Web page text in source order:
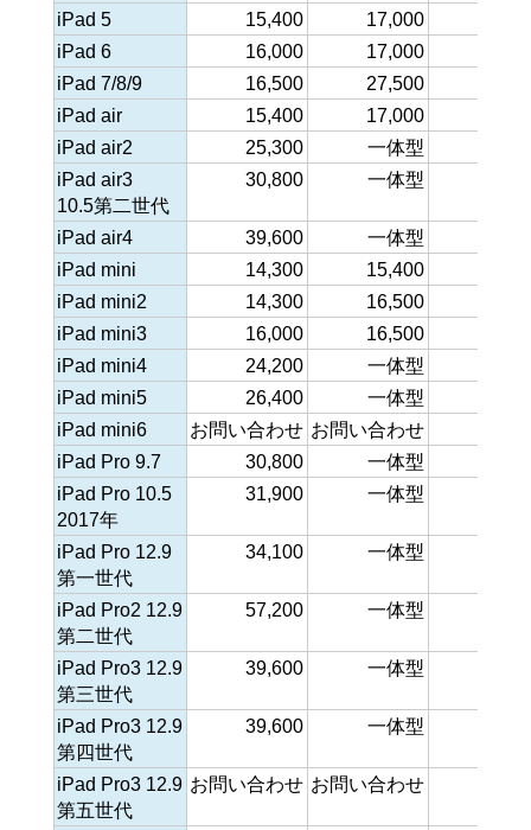
iPad 5
15,400 17,000
iPad 6
16,000 17,000
iPad 7/8/9
16,500 27,500
iPad air
15,400 17,000
iPad air2
25,300 一体型
iPad air3
10.5第二世代
30,800 一体型
iPad air4 39,600
一体型
iPad mini
14,300 15,400
iPad mini2
14,300 16,500
iPad mini3
16,000 16,500
iPad mini4
24,200 一体型
iPad mini5
26,400 一体型
iPad mini6
お問い合わせ お問い合わせ
iPad Pro 9.7
30,800 一体型
iPad Pro 10.5
2017年
31,900 一体型
iPad Pro 12.9
第一世代
34,100 一体型
iPad Pro2 12.9
第二世代
57,200 一体型
iPad Pro3 12.9
第三世代
39,600 一体型
iPad Pro3 12.9
第四世代
39,600 一体型
iPad Pro3 12.9
第五世代
お問い合わせ お問い合わせ